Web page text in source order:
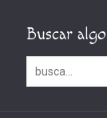
Buscar